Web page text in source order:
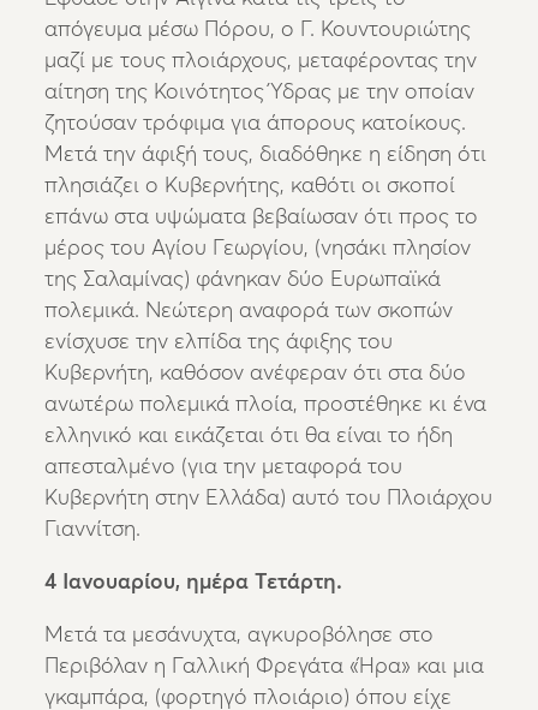
απόγευμα μέσω Πόρου, ο Γ. Κουντουριώτης
μαζί με τους πλοιάρχους, μεταφέροντας την
αίτηση της Κοινότητος Ύδρας με την οποίαν
ζητούσαν τρόφιμα για άπορους κατοίκους.
Μετά την άφιξή τους, διαδόθηκε η είδηση ότι
πλησιάζει ο Κυβερνήτης, καθότι οι σκοποί
επάνω στα υψώματα βεβαίωσαν ότι προς το
μέρος του Αγίου Γεωργίου, (νησάκι πλησίον
της Σαλαμίνας) φάνηκαν δύο Ευρωπαϊκά
πολεμικά. Νεώτερη αναφορά των σκοπών
ενίσχυσε την ελπίδα της άφιξης του
Κυβερνήτη, καθόσον ανέφεραν ότι στα δύο
ανωτέρω πολεμικά πλοία, προστέθηκε κι ένα
ελληνικό και εικάζεται ότι θα είναι το ήδη
απεσταλμένο (για την μεταφορά του
Κυβερνήτη στην Ελλάδα) αυτό του Πλοιάρχου
Γιαννίτση.
4 Ιανουαρίου, ημέρα Τετάρτη.
Μετά τα μεσάνυχτα, αγκυροβόλησε στο
Περιβόλαν η Γαλλική Φρεγάτα «Ήρα» και μια
γκαμπάρα, (φορτηγό πλοιάριο) όπου είχε